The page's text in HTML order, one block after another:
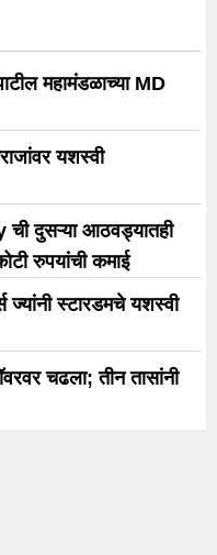
महामंडळाच्या MD
यशस्वी
दुसऱ्या आठवड्यातही
रुपयांची कमाई
ज्यांनी स्टारडमचे यशस्वी
चढला; तीन तासांनी